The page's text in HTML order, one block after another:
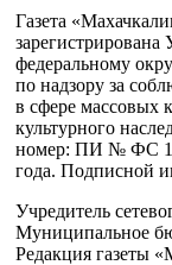
Газета
федеральному
по надзору за
в сфере массовых
культурного
номер: ПИ № ФС 10
года. Подписной
Учредитель
Муниципальное
Редакция газеты